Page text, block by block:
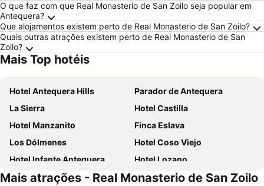
O que faz com que Real Monasterio de San Zoilo seja popular em
Antequera?
Que alojamentos existem perto de Real Monasterio de San Zoilo?
Quais outras atrações existem perto de Real Monasterio de San
Zoilo?
Mais Top hotéis
Hotel Antequera Hills
Parador de Antequera
La Sierra
Hotel Castilla
Hotel Manzanito
Finca Eslava
Los Dólmenes
Hotel Coso Viejo
Hotel Infante Antequera
Hotel Lozano
Casa Raquel,caminito del Rey
Hotel Restaurante El Corte
Mais atrações - Real Monasterio de San Zoilo